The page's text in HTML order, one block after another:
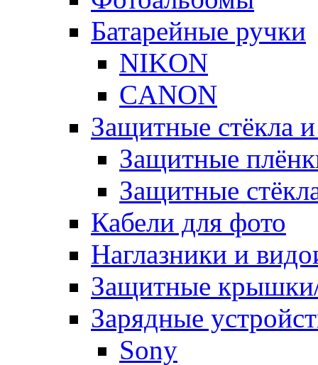
Батарейные ручки
NIKON
CANON
Защитные стёкла
Защитные
Защитные
Кабели для фото
Наглазники и
Защитные
Зарядные
Sony